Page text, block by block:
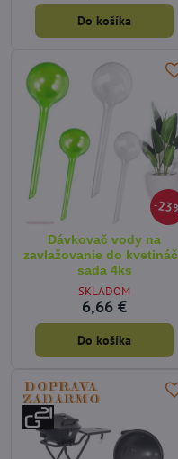
Do košíka
Dávkovač vody na
zavlažovanie do
sada 4ks
SKLADOM
6,66 €
Do košíka